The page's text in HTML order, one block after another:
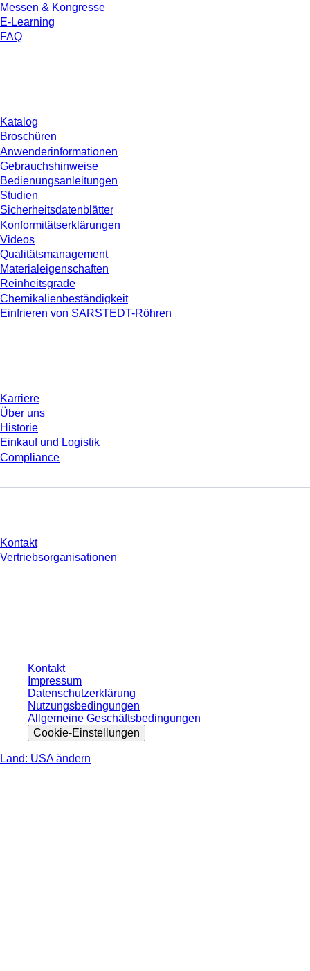
Messen & Kongresse
E-Learning
FAQ
Katalog
Broschüren
Anwenderinformationen
Gebrauchshinweise
Bedienungsanleitungen
Studien
Sicherheitsdatenblätter
Konformitätserklärungen
Videos
Qualitätsmanagement
Materialeigenschaften
Reinheitsgrade
Chemikalienbeständigkeit
Einfrieren von SARSTEDT-Röhren
Karriere
Über uns
Historie
Einkauf und Logistik
Compliance
Kontakt
Vertriebsorganisationen
Kontakt
Impressum
Datenschutzerklärung
Nutzungsbedingungen
Allgemeine Geschäftsbedingungen
Cookie-Einstellungen
Land: USA ändern